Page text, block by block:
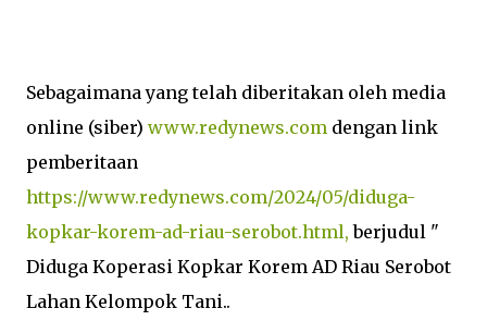
Sebagaimana yang telah diberitakan oleh media
online (siber) www.redynews.com dengan link
pemberitaan
https://www.redynews.com/2024/05/diduga-
kopkar-korem-ad-riau-serobot.html, berjudul "
Diduga Koperasi Kopkar Korem AD Riau Serobot
Lahan Kelompok Tani..